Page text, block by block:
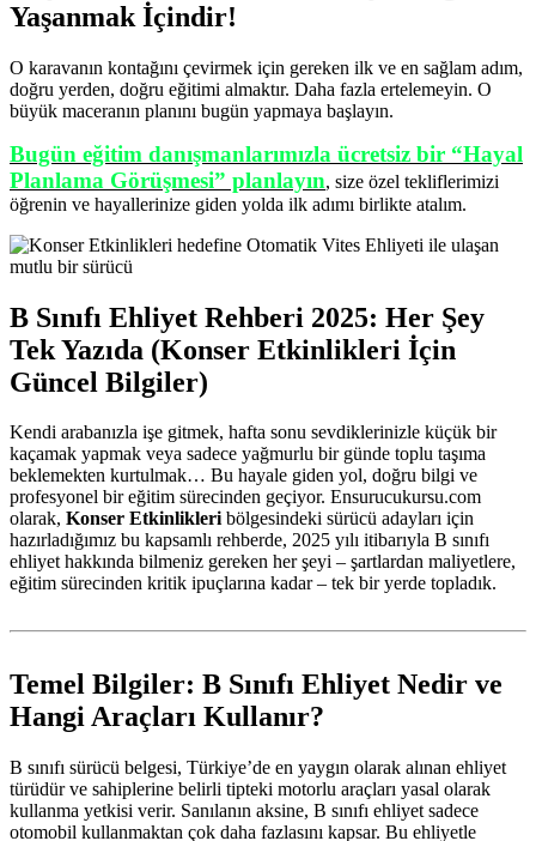
Yaşanmak İçindir!
O karavanın kontağını çevirmek için gereken ilk ve en sağlam adım,
doğru yerden, doğru eğitimi almaktır. Daha fazla ertelemeyin. O
büyük maceranın planını bugün yapmaya başlayın.
Bugün eğitim danışmanlarımızla ücretsiz bir “Hayal
Planlama Görüşmesi” planlayın, size özel tekliflerimizi
öğrenin ve hayallerinize giden yolda ilk adımı birlikte atalım.
B Sınıfı Ehliyet Rehberi 2025: Her Şey
Tek Yazıda (Konser Etkinlikleri İçin
Güncel Bilgiler)
Kendi arabanızla işe gitmek, hafta sonu sevdiklerinizle küçük bir
kaçamak yapmak veya sadece yağmurlu bir günde toplu taşıma
beklemekten kurtulmak… Bu hayale giden yol, doğru bilgi ve
profesyonel bir eğitim sürecinden geçiyor. Ensurucukursu.com
olarak, Konser Etkinlikleribölgesindeki sürücü adayları için
hazırladığımız bu kapsamlı rehberde, 2025 yılı itibarıyla B sınıfı
ehliyet hakkında bilmeniz gereken her şeyi – şartlardan maliyetlere,
eğitim sürecinden kritik ipuçlarına kadar – tek bir yerde topladık.
Temel Bilgiler: B Sınıfı Ehliyet Nedir ve
Hangi Araçları Kullanır?
B sınıfı sürücü belgesi, Türkiye’de en yaygın olarak alınan ehliyet
türüdür ve sahiplerine belirli tipteki motorlu araçları yasal olarak
kullanma yetkisi verir. Sanılanın aksine, B sınıfı ehliyet sadece
otomobil kullanmaktan çok daha fazlasını kapsar. Bu ehliyetle